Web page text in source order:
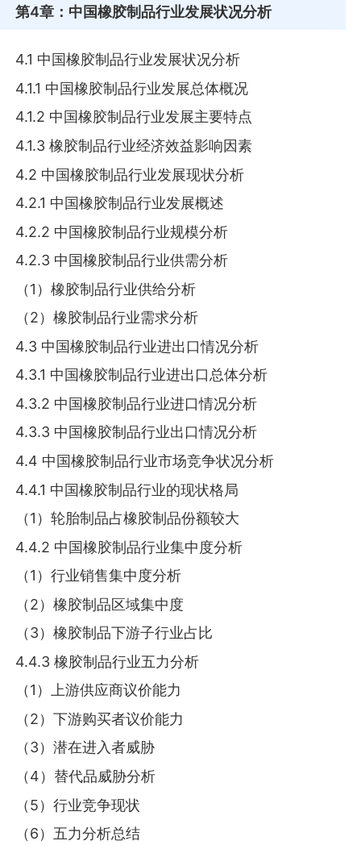
第4章 ：中国橡胶制品行业发展状况分析
4.1 中国橡胶制品行业发展状况分析
4.1.1 中国橡胶制品行业发展总体概况
4.1.2 中国橡胶制品行业发展主要特点
4.1.3 橡胶制品行业经济效益影响因素
4.2 中国橡胶制品行业发展现状分析
4.2.1 中国橡胶制品行业发展概述
4.2.2 中国橡胶制品行业规模分析
4.2.3 中国橡胶制品行业供需分析
（1）橡胶制品行业供给分析
（2）橡胶制品行业需求分析
4.3 中国橡胶制品行业进出口情况分析
4.3.1 中国橡胶制品行业进出口总体分析
4.3.2 中国橡胶制品行业进口情况分析
4.3.3 中国橡胶制品行业出口情况分析
4.4 中国橡胶制品行业市场竞争状况分析
4.4.1 中国橡胶制品行业的现状格局
（1）轮胎制品占橡胶制品份额较大
4.4.2 中国橡胶制品行业集中度分析
（1）行业销售集中度分析
（2）橡胶制品区域集中度
（3）橡胶制品下游子行业占比
4.4.3 橡胶制品行业五力分析
（1）上游供应商议价能力
（2）下游购买者议价能力
（3）潜在进入者威胁
（4）替代品威胁分析
（5）行业竞争现状
（6）五力分析总结